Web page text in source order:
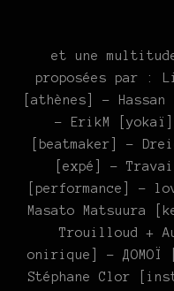
et une
proposées par :
[athènes] –
– ErikM
[beatmaker] –
[expé] –
[performance] –
Masato Matsuura
Trouilloud +
onirique] –
Stéphane Clor